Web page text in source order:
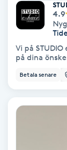
Katun fransar
Kemisk peeling
Kinesiologi
4.9
Vi på
på dina
Betala senare